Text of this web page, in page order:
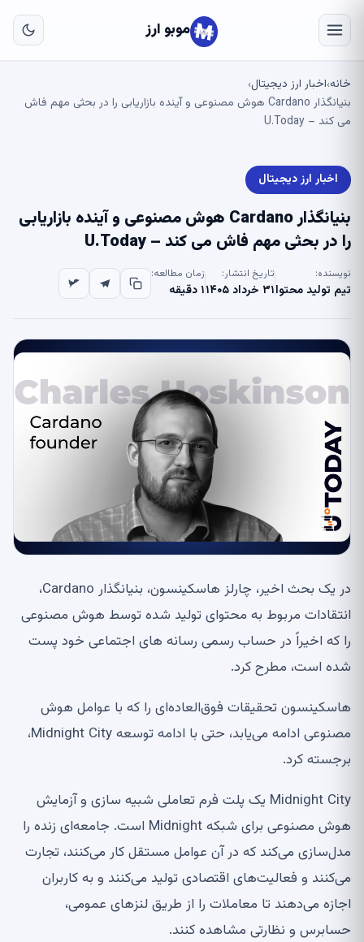
موبو ارز
خانه›اخبار ارز دیجیتال›
بنیانگذار Cardano هوش مصنوعی و آینده بازاریابی را در بحثی مهم فاش
می کند – U.Today
اخبار ارز دیجیتال
بنیانگذار Cardano هوش مصنوعی و آینده بازاریابی
را در بحثی مهم فاش می کند – U.Today
نویسنده:
تیم تولید محتوا
تاریخ انتشار:
۳۱ خرداد ۱۴۰۵
زمان مطالعه:
۱ دقیقه
در یک بحث اخیر، چارلز هاسکینسون، بنیانگذار Cardano،
انتقادات مربوط به محتوای تولید شده توسط هوش مصنوعی
را که اخیراً در حساب رسمی رسانه های اجتماعی خود پست
شده است، مطرح کرد.
هاسکینسون تحقیقات فوق‌العاده‌ای را که با عوامل هوش
مصنوعی ادامه می‌یابد، حتی با ادامه توسعه Midnight City،
برجسته کرد.
Midnight City یک پلت فرم تعاملی شبیه سازی و آزمایش
هوش مصنوعی برای شبکه Midnight است. جامعه‌ای زنده را
مدل‌سازی می‌کند که در آن عوامل مستقل کار می‌کنند، تجارت
می‌کنند و فعالیت‌های اقتصادی تولید می‌کنند و به کاربران
اجازه می‌دهند تا معاملات را از طریق لنزهای عمومی،
حسابرس و نظارتی مشاهده کنند.